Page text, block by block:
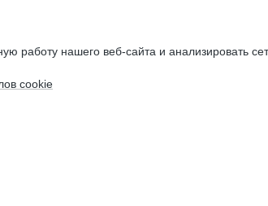
работу нашего веб-сайта и анализировать
cookie